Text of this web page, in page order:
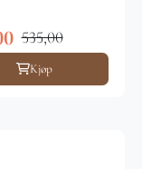
535,00
Kjøp